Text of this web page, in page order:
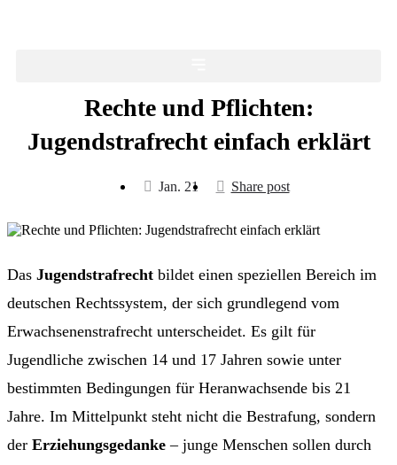
Rechte und Pflichten:
Jugendstrafrecht einfach erklärt
Jan. 21 Share post
Das Jugendstrafrecht bildet einen speziellen Bereich im
deutschen Rechtssystem, der sich grundlegend vom
Erwachsenenstrafrecht unterscheidet. Es gilt für
Jugendliche zwischen 14 und 17 Jahren sowie unter
bestimmten Bedingungen für Heranwachsende bis 21
Jahre. Im Mittelpunkt steht nicht die Bestrafung, sondern
der Erziehungsgedanke – junge Menschen sollen durch